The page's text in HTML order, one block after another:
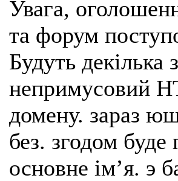
Увага,
та форум
Будуть декілька
непримусовий
домену. зараз
без. згодом
основне імʼя. э